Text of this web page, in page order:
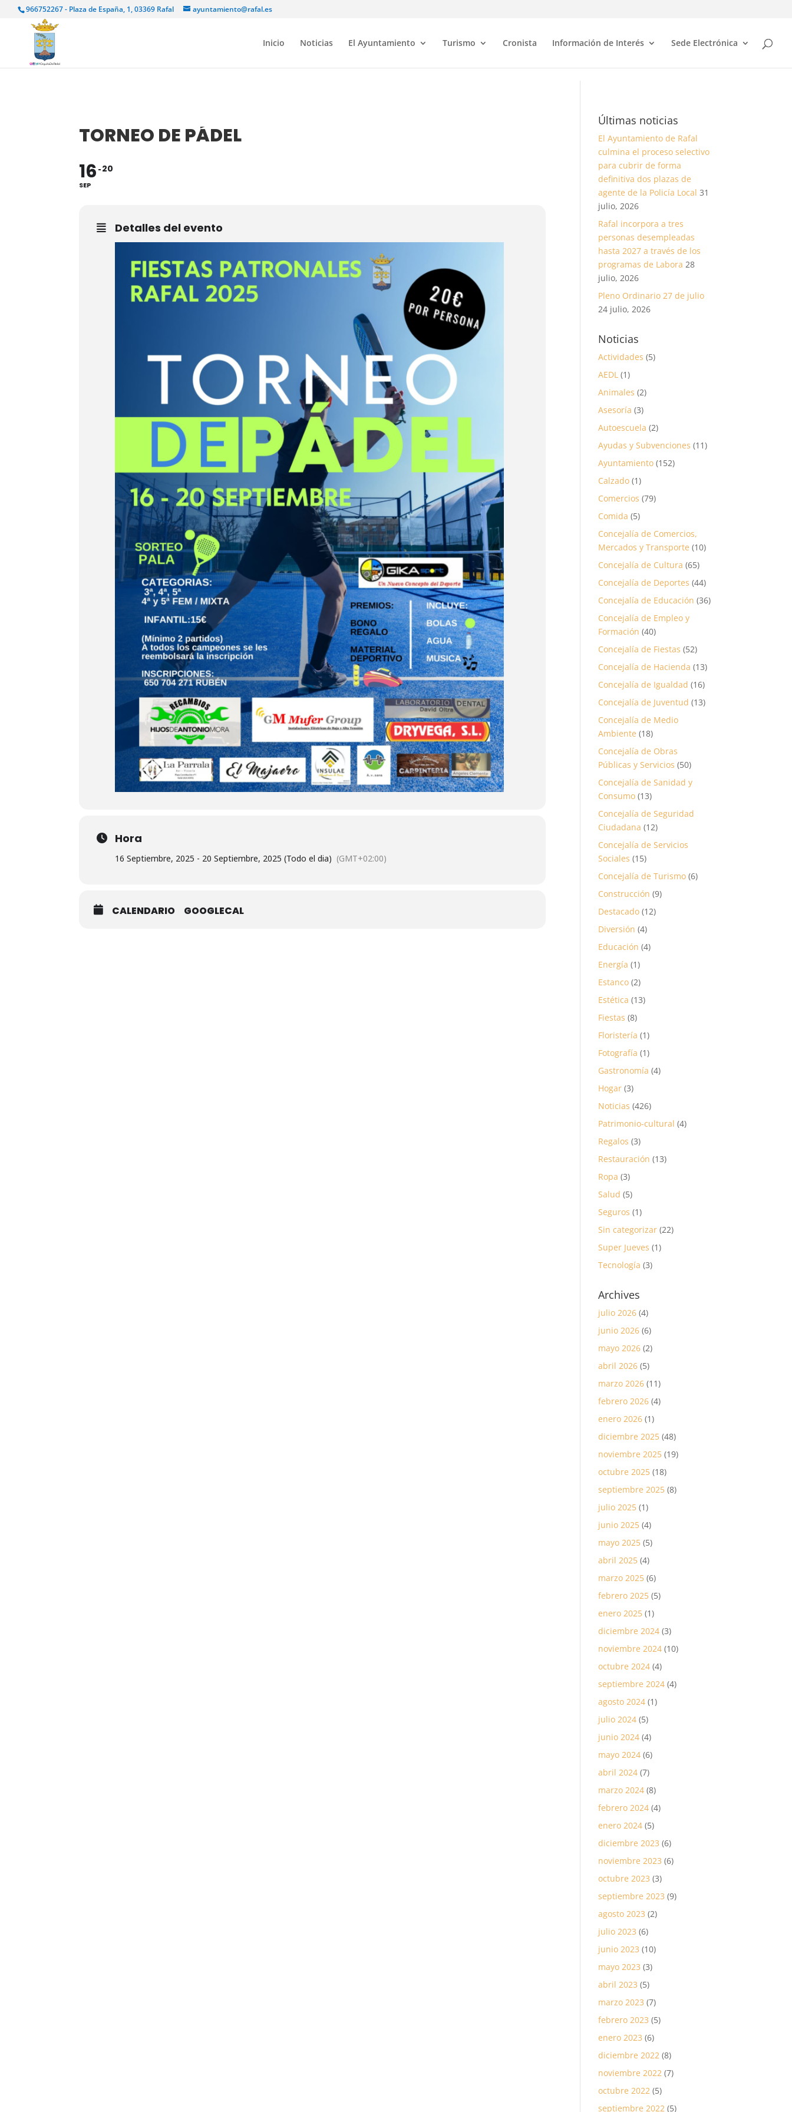
966752267 - Plaza de España, 1, 03369 Rafal ayuntamiento@rafal.es
Inicio Noticias El Ayuntamiento Turismo Cronista Información de Interés Sede Electrónica
TORNEO DE PÁDEL
16
SEP
20
Detalles del evento
Hora
16 Septiembre, 2025 - 20 Septiembre, 2025 (Todo el dia) (GMT+02:00)
CALENDARIO GOOGLECAL
Últimas noticias
El Ayuntamiento de Rafal
culmina el proceso selectivo
para cubrir de forma
definitiva dos plazas de
agente de la Policía Local 31
julio, 2026
Rafal incorpora a tres
personas desempleadas
hasta 2027 a través de los
programas de Labora 28
julio, 2026
Pleno Ordinario 27 de julio
24 julio, 2026
Noticias
Actividades (5)
AEDL (1)
Animales (2)
Asesoría (3)
Autoescuela (2)
Ayudas y Subvenciones (11)
Ayuntamiento (152)
Calzado (1)
Comercios (79)
Comida (5)
Concejalía de Comercios,
Mercados y Transporte (10)
Concejalía de Cultura (65)
Concejalía de Deportes (44)
Concejalía de Educación (36)
Concejalía de Empleo y
Formación (40)
Concejalía de Fiestas (52)
Concejalía de Hacienda (13)
Concejalía de Igualdad (16)
Concejalía de Juventud (13)
Concejalía de Medio
Ambiente (18)
Concejalía de Obras
Públicas y Servicios (50)
Concejalía de Sanidad y
Consumo (13)
Concejalía de Seguridad
Ciudadana (12)
Concejalía de Servicios
Sociales (15)
Concejalía de Turismo (6)
Construcción (9)
Destacado (12)
Diversión (4)
Educación (4)
Energía (1)
Estanco (2)
Estética (13)
Fiestas (8)
Floristería (1)
Fotografía (1)
Gastronomía (4)
Hogar (3)
Noticias (426)
Patrimonio-cultural (4)
Regalos (3)
Restauración (13)
Ropa (3)
Salud (5)
Seguros (1)
Sin categorizar (22)
Super Jueves (1)
Tecnología (3)
Archives
julio 2026 (4)
junio 2026 (6)
mayo 2026 (2)
abril 2026 (5)
marzo 2026 (11)
febrero 2026 (4)
enero 2026 (1)
diciembre 2025 (48)
noviembre 2025 (19)
octubre 2025 (18)
septiembre 2025 (8)
julio 2025 (1)
junio 2025 (4)
mayo 2025 (5)
abril 2025 (4)
marzo 2025 (6)
febrero 2025 (5)
enero 2025 (1)
diciembre 2024 (3)
noviembre 2024 (10)
octubre 2024 (4)
septiembre 2024 (4)
agosto 2024 (1)
julio 2024 (5)
junio 2024 (4)
mayo 2024 (6)
abril 2024 (7)
marzo 2024 (8)
febrero 2024 (4)
enero 2024 (5)
diciembre 2023 (6)
noviembre 2023 (6)
octubre 2023 (3)
septiembre 2023 (9)
agosto 2023 (2)
julio 2023 (6)
junio 2023 (10)
mayo 2023 (3)
abril 2023 (5)
marzo 2023 (7)
febrero 2023 (5)
enero 2023 (6)
diciembre 2022 (8)
noviembre 2022 (7)
octubre 2022 (5)
septiembre 2022 (5)